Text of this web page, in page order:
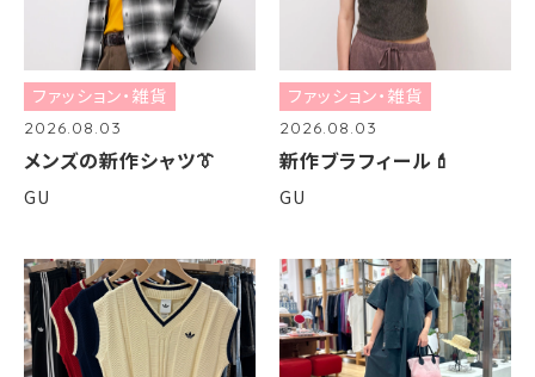
ファッション・雑貨
2026.08.03
メンズの新作シャツ👔
GU
ファッション・雑貨
2026.08.03
新作ブラフィール💄
GU